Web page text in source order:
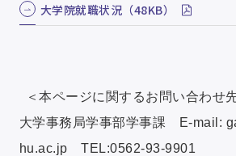
大学院就職状況（48KB）
＜本ページに関するお問い合わせ
大学事務局学事部学事課 E-mail:
hu.ac.jp TEL:0562-93-9901